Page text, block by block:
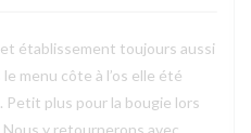
établissement toujours aussi
menu côte à l’os elle été
Petit plus pour la bougie lors
y retournerons avec